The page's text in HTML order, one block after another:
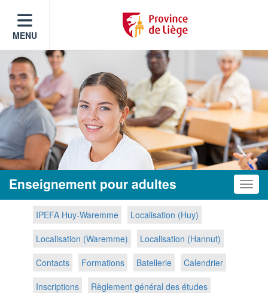
MENU
Enseignement pour adultes
IPEFA Huy-Waremme
Localisation (Huy)
Localisation (Waremme)
Localisation (Hannut)
Contacts
Formations Batellerie
Calendrier
Inscriptions
Règlement général des études